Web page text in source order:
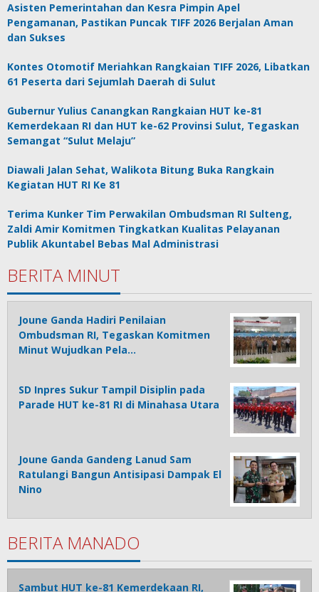
Asisten Pemerintahan dan Kesra Pimpin Apel
Pengamanan, Pastikan Puncak TIFF 2026 Berjalan Aman
dan Sukses
Kontes Otomotif Meriahkan Rangkaian TIFF 2026, Libatkan
61 Peserta dari Sejumlah Daerah di Sulut
Gubernur Yulius Canangkan Rangkaian HUT ke-81
Kemerdekaan RI dan HUT ke-62 Provinsi Sulut, Tegaskan
Semangat “Sulut Melaju”
Diawali Jalan Sehat, Walikota Bitung Buka Rangkain
Kegiatan HUT RI Ke 81
Terima Kunker Tim Perwakilan Ombudsman RI Sulteng,
Zaldi Amir Komitmen Tingkatkan Kualitas Pelayanan
Publik Akuntabel Bebas Mal Administrasi
BERITA MINUT
Joune Ganda Hadiri Penilaian
Ombudsman RI, Tegaskan Komitmen
Minut Wujudkan Pela…
SD Inpres Sukur Tampil Disiplin pada
Parade HUT ke-81 RI di Minahasa Utara
Joune Ganda Gandeng Lanud Sam
Ratulangi Bangun Antisipasi Dampak El
Nino
BERITA MANADO
Sambut HUT ke-81 Kemerdekaan RI,